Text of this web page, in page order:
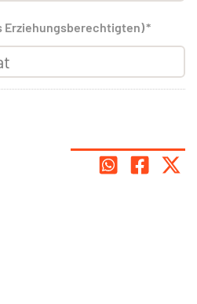
Erziehungsberechtigten)*